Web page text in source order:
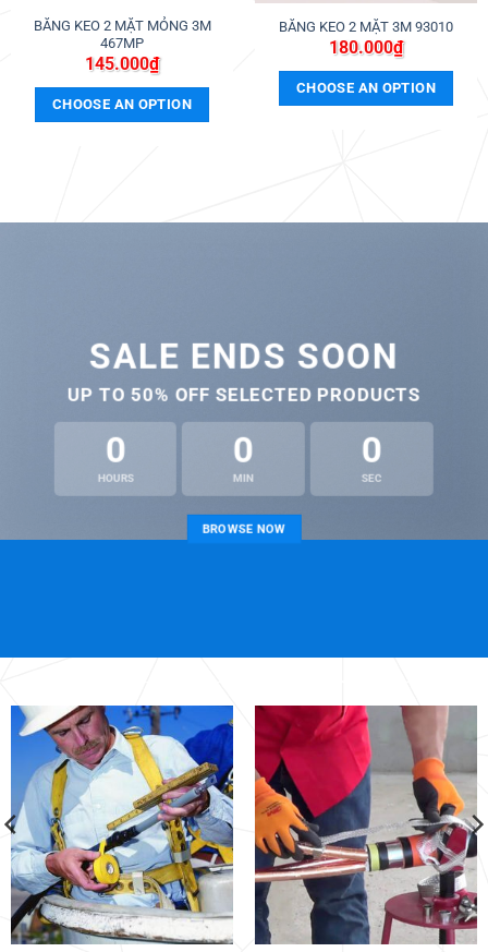
BĂNG KEO 2 MẶT MỎNG 3M
467MP
145.000₫
CHOOSE AN OPTION
BĂNG KEO 2 MẶT 3M 93010
180.000₫
CHOOSE AN OPTION
SALE ENDS SOON
UP TO50% OFF SELECTED PRODUCTS
0
HOURS
0
MIN
0
SEC
BROWSE NOW